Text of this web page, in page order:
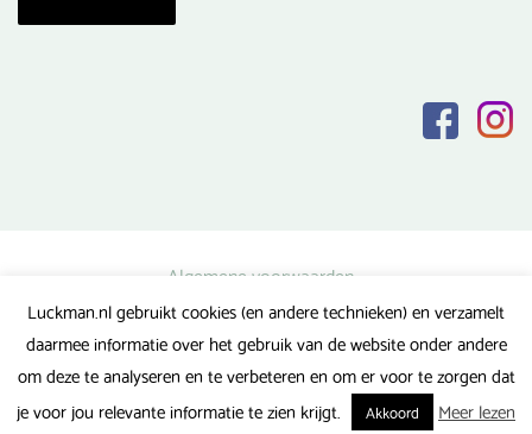
Algemene voorwaarden
Privacy verklaring
Veel gestelde vragen
Luckman.nl gebruikt cookies (en andere technieken) en verzamelt
daarmee informatie over het gebruik van de website onder andere
om deze te analyseren en te verbeteren en om er voor te zorgen dat
je voor jou relevante informatie te zien krijgt.
Akkoord Meer lezen